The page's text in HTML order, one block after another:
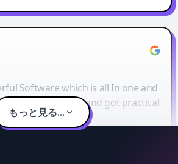
Software which is all In one and
their workshop and got practical
tricks.
もっと見る...